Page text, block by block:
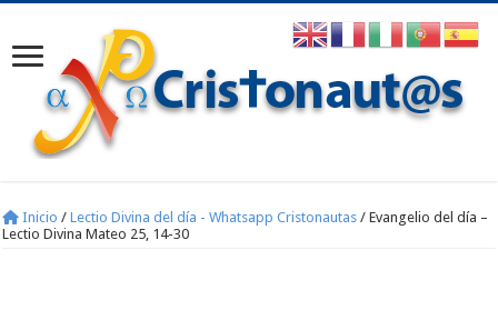
Inicio / Lectio Divina del día - Whatsapp Cristonautas / Evangelio del día –
Lectio Divina Mateo 25, 14-30